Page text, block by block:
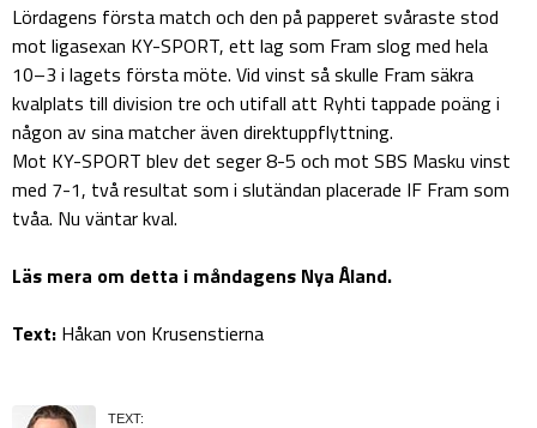
Lördagens första match och den på papperet svåraste stod
mot ligasexan KY-SPORT, ett lag som Fram slog med hela
10–3 i lagets första möte. Vid vinst så skulle Fram säkra
kvalplats till division tre och utifall att Ryhti tappade poäng i
någon av sina matcher även direktuppflyttning.
Mot KY-SPORT blev det seger 8-5 och mot SBS Masku vinst
med 7-1, två resultat som i slutändan placerade IF Fram som
tvåa. Nu väntar kval.
Läs mera om detta i måndagens Nya Åland.
Text: Håkan von Krusenstierna
TEXT: